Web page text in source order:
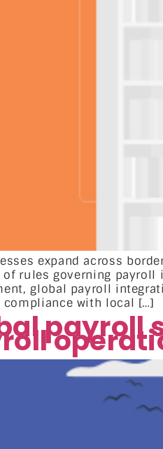
expand across
rules governing payroll
global payroll
compliance with local […]
payroll